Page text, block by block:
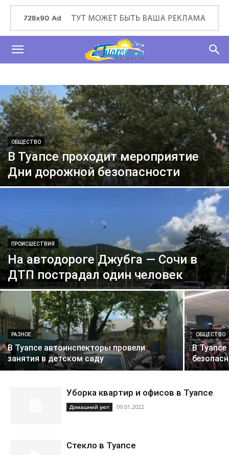
ОБЩЕСТВО
В Туапсе проходит мероприятие
Дни дорожной безопасности
ПРОИСШЕСТВИЯ
На автодороге Джубга — Сочи в
ДТП пострадал один человек
РАЗНОЕ
В Туапсе автоинспекторы провели
занятия в детском саду
ОБЩЕСТВО
В
Уборка квартир и офисов в Туапсе
Домашний уют 09.01.2022
Стекло в Туапсе